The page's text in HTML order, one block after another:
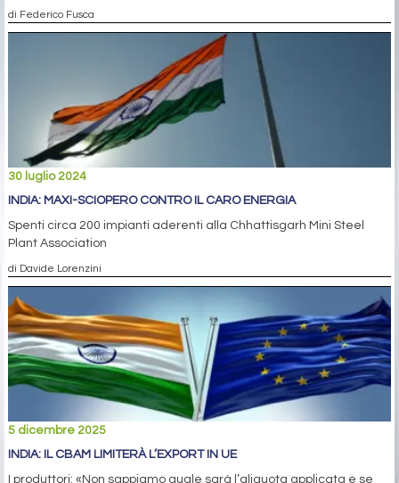
di Federico Fusca
30 luglio 2024
INDIA: MAXI-SCIOPERO CONTRO IL CARO ENERGIA
Spenti circa 200 impianti aderenti alla Chhattisgarh Mini Steel
Plant Association
di Davide Lorenzini
5 dicembre 2025
INDIA: IL CBAM LIMITERÀ L’EXPORT IN UE
I produttori: «Non sappiamo quale sarà l’aliquota applicata e se